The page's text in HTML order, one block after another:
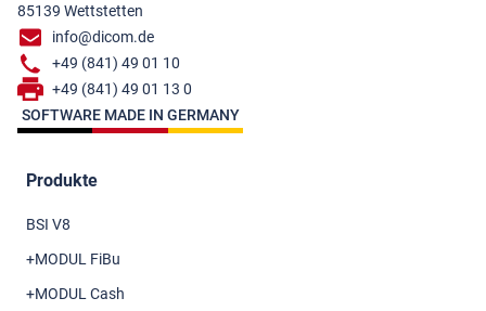
85139 Wettstetten
info@dicom.de
+49 (841) 49 01 10
+49 (841) 49 01 13 0
SOFTWARE MADE IN GERMANY
Produkte
BSI V8
+MODUL FiBu
+MODUL Cash